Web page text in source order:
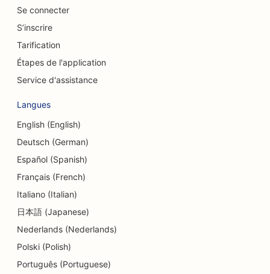
SEO pour les chirurgiens craniofaciaux
SEO pour les caisses d'épargne et de crédit
SEO pour les magasins de vêtements
SEO pour les cafés
SEO pour les services de change
SEO pour les studios de danse
SEO pour les services de conseil en matière
d'endettement
SEO pour les charcuteries
Se connecter
S’inscrire
Tarification
Étapes de l'application
Service d'assistance
Langues
English (English)
Deutsch (German)
Español (Spanish)
Français (French)
Italiano (Italian)
日本語 (Japanese)
Nederlands (Nederlands)
Polski (Polish)
Português (Portuguese)